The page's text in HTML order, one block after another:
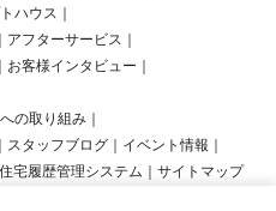
ハウス
アフターサービス
お客様インタビュー
の取り組み
スタッフブログ イベント情報
住宅履歴管理システム サイトマップ